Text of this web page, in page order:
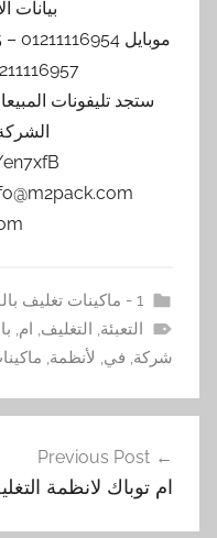
بيانات
– 01211116958
ستجد تليفونات
1 - ماكينات تغليف بالفاكيوم
التعبئة, التغليف, ام,
شركة, في, لأنظمة,
المقالات
Previous Post
ام توباك لانظمة